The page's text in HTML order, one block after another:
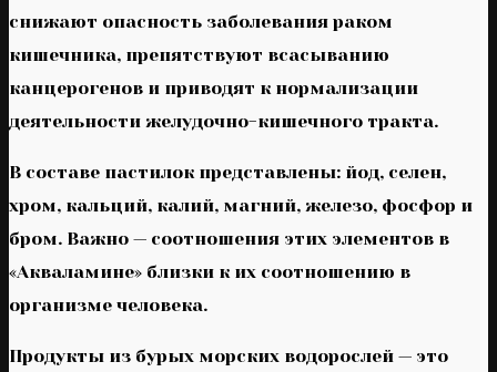
снижают опасность заболевания раком
кишечника, препятствуют всасыванию
канцерогенов и приводят к нормализации
деятельности желудочно-кишечного тракта.
В составе пастилок представлены: йод, селен,
хром, кальций, калий, магний, железо, фосфор и
бром. Важно — соотношения этих элементов в
«Акваламине» близки к их соотношению в
организме человека.
Продукты из бурых морских водорослей — это